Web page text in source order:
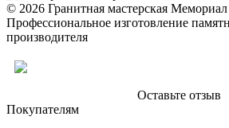
© 2026 Гранитная мастерская
Профессиональное изготовление
производителя
Оставьте отзыв
Покупателям